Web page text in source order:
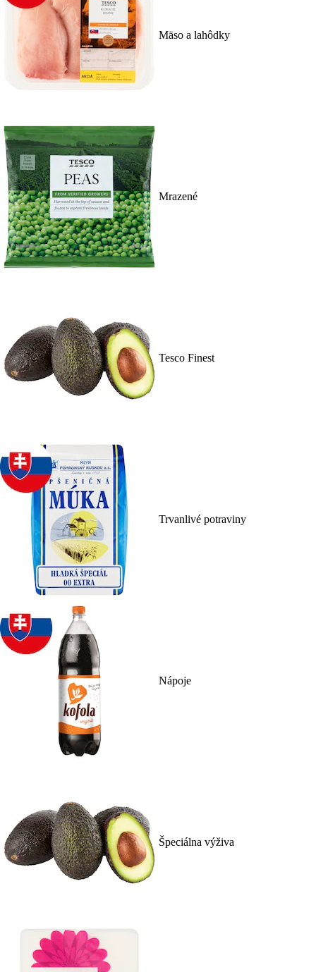
Mäso a lahôdky
Mrazené
Tesco Finest
Trvanlivé potraviny
Nápoje
Špeciálna výživa